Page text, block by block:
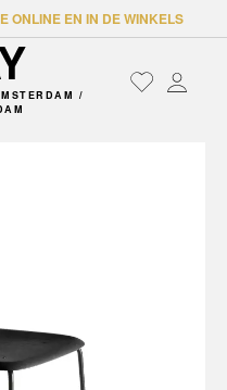
ONLINE EN IN DE WINKELS
/